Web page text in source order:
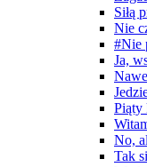
Siłą
Nie
#Nie
Ja,
Piąty
No,
Tak